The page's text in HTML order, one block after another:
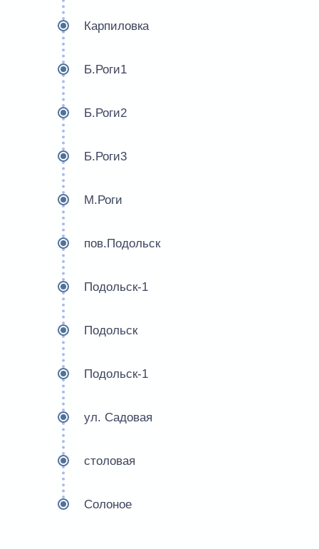
Карпиловка
Б.Роги1
Б.Роги2
Б.Роги3
М.Роги
пов.Подольск
Подольск-1
Подольск
Подольск-1
ул. Садовая
столовая
Солоное